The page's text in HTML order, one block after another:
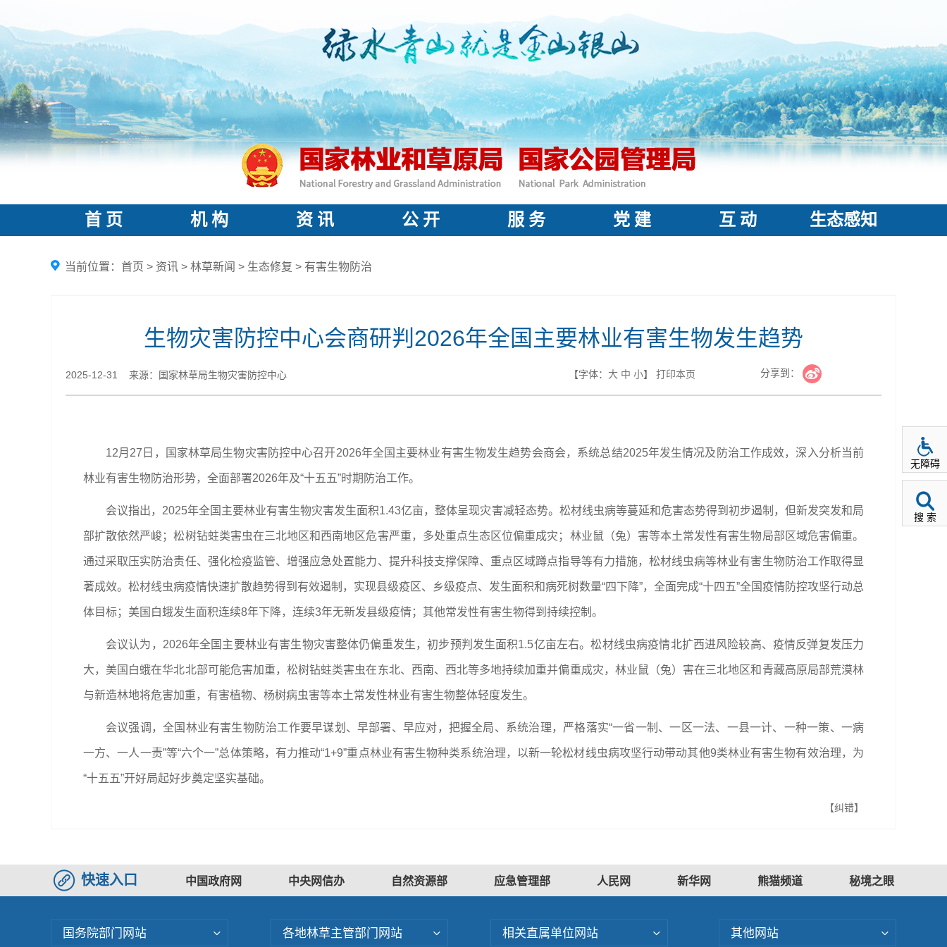
首 页 机 构 资 讯 公 开 服 务 党 建 互 动 生态感知
当前位置： 首页 > 资讯 > 林草新闻 > 生态修复 > 有害生物防治
生物灾害防控中心会商研判2026年全国主要林业有害生物发生趋势
2025-12-31 来源：国家林草局生物灾害防控中心 【字体： 大 中 小】 打印本页 分享到：
12月 27 日，国家林草局生物灾害防控中心召开2026年全国主要林业有害生物发生趋势会商会 ， 系统总结2025年发生情况及 防治工作成效，深入分析当前
林业有害生物防治形势，全面部署2026年及“十五五”时期防治工作。
会议指出，2025年全国主要林业有害生物灾害发生面积1.43亿亩，整体呈现灾害减轻态势。松材线虫病等蔓延和危害态势得到初步遏制，但新发突发和局
部扩散依然严峻；松树钻蛀类害虫在三北地区和西南地区危害严重，多处重点生态区位偏重成灾；林业鼠（兔）害等本土常发性有害生物局部区域危害偏重。
通过采取压实防治责任、强化检疫监管、增强应急处置能力、提升科技支撑保障、重点区域蹲点指导等有力措施，松材线虫病等林业有害生物防治工作取得显
著成效。松材线虫病疫情快速扩散趋势得到有效遏制，实现县级疫区、乡级疫点、发生面积和病死树数量“四下降”，全面完成“十四五”全国疫情防控攻坚行动总
体目标；美国白蛾发生面积连续8年下降，连续3年无新发县级疫情；其他常发性有害生物得到持续控制。
会议认为，2026年全国主要林业有害生物灾害整体仍偏重发生，初步预判发生面积1.5亿亩左右。松材线虫病疫情北扩西进风险较高、疫情反弹复发压力
大，美国白蛾在华北北部可能危害加重，松树钻蛀类害虫在东北、西南、西北等多地持续加重并偏重成灾，林业鼠（兔）害在三北地区和青藏高原局部荒漠林
与新造林地将危害加重，有害植物、杨树病虫害等本土常发性林业有害生物整体轻度发生。
会议强调，全国林业有害生物防治工作要早谋划、早部署、早应对，把握全局、系统治理，严格落实“一省一制、一区一法、一县一计、一种一策、一病
一方、一人一责”等“六个一”总体策略，有力推动“1+9”重点林业有害生物种类系统治理，以新一轮松材线虫病攻坚行动带动其他9类林业有害生物有效治理，为
“十五五”开好局起好步奠定坚实基础。
【纠错】
快速入口 中国政府网 中央网信办 自然资源部 应急管理部 人民网 新华网 熊猫频道 秘境之眼
国务院部门网站 各地林草主管部门网站 相关直属单位网站 其他网站
无障碍
搜 索